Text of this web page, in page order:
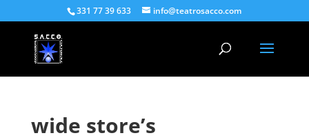
331 77 39 633 info@teatrosacco.com
wide store’s